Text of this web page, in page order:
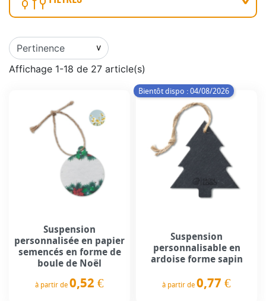
Affichage 1-18 de 27 article(s)
Suspension
personnalisée en papier
semencés en forme de
boule de Noël
à partir de 0,52 €
Bientôt dispo : 04/08/2026
Suspension
personnalisable en
ardoise forme sapin
à partir de 0,77 €